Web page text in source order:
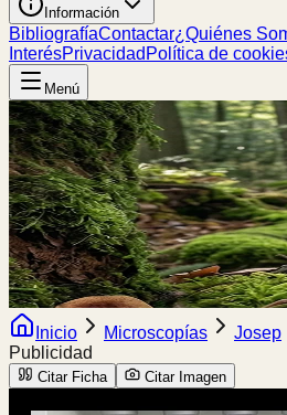
Información
BibliografíaContactar¿Quiénes
InterésPrivacidad Política de
Menú
Inicio Microscopías Josep
Publicidad
Citar Ficha Citar Imagen